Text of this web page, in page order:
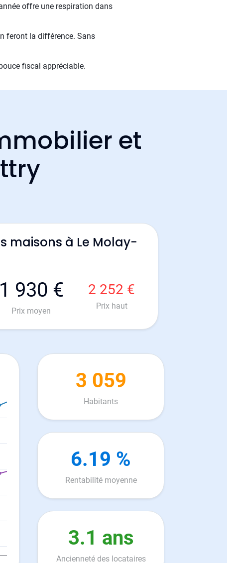
offre une respiration dans
feront la différence. Sans
fiscal appréciable.
et
maisons à Le Molay-
1 930 €
Prix moyen
2 252 €
Prix haut
3 059
Habitants
6.19 %
Rentabilité moyenne
3.1 ans
Ancienneté des locataires